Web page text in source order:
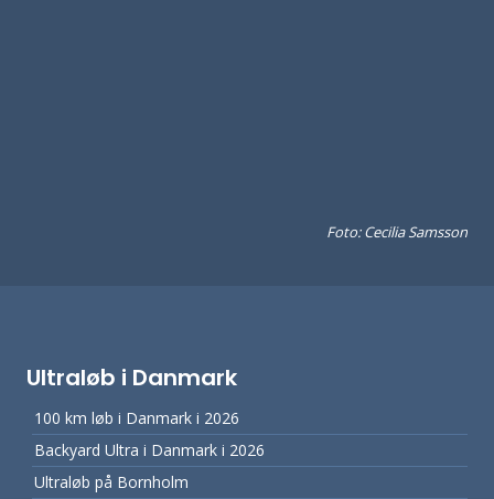
Foto: Cecilia Samsson
Ultraløb i Danmark
100 km løb i Danmark i 2026
Backyard Ultra i Danmark i 2026
Ultraløb på Bornholm